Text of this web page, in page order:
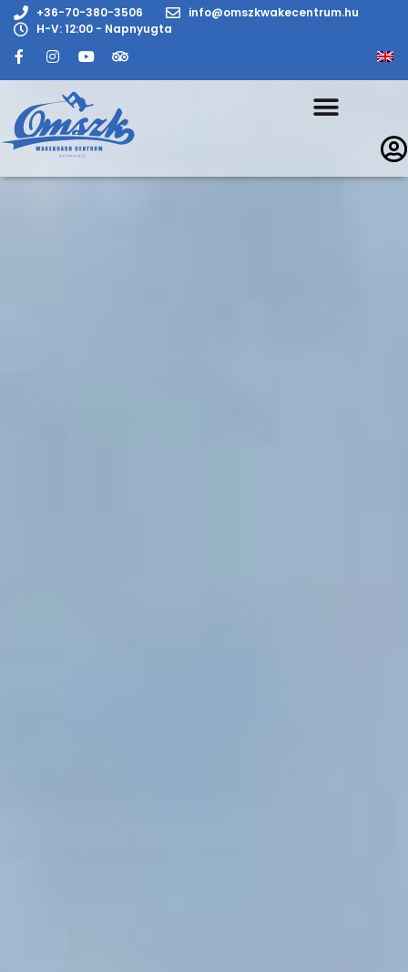
+36-70-380-3506
info@omszkwakecentrum.hu
H-V: 12:00 - Napnyugta